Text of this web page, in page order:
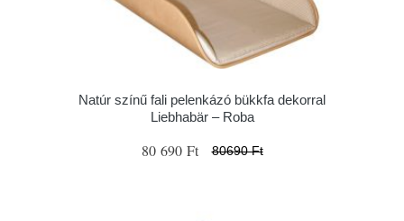
Natúr színű fali pelenkázó bükkfa dekorral
Liebhabär – Roba
80 690 Ft 80690 Ft